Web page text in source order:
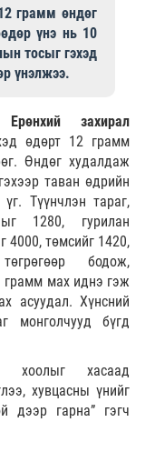
грамм өндөг
үнэ нь 10
тосыг гэхэд
үнэлжээ.
захирал
өдөрт 12 грамм
Өндөг худалдаж
таван өдрийн
Түүнчлэн тараг,
1280, гурилан
4000, төмсийг 1420,
бодож,
грамм мах иднэ гэж
асуудал. Хүнсний
монголчууд бүгд
хоолыг хасаад
хувцасны үнийг
дээр гарна” гэгч